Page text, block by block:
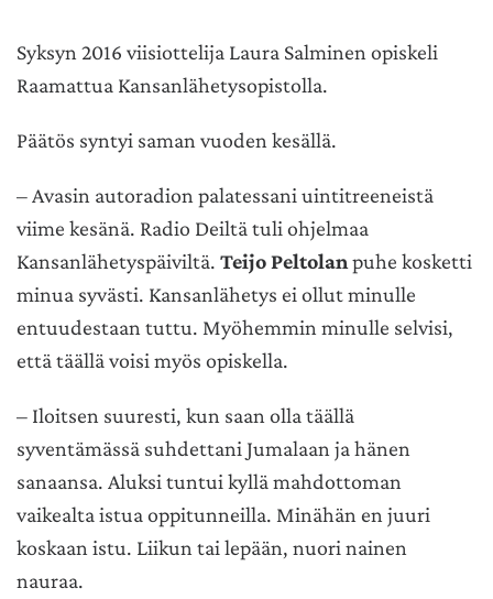
Syksyn 2016 viisiottelija Laura Salminen opiskeli
Raamattua Kansanlähetysopistolla.
Päätös syntyi saman vuoden kesällä.
– Avasin autoradion palatessani uintitreeneistä
viime kesänä. Radio Deiltä tuli ohjelmaa
Kansanlähetyspäiviltä. Teijo Peltolanpuhe kosketti
minua syvästi. Kansanlähetys ei ollut minulle
entuudestaan tuttu. Myöhemmin minulle selvisi,
että täällä voisi myös opiskella.
– Iloitsen suuresti, kun saan olla täällä
syventämässä suhdettani Jumalaan ja hänen
sanaansa. Aluksi tuntui kyllä mahdottoman
vaikealta istua oppitunneilla. Minähän en juuri
koskaan istu. Liikun tai lepään, nuori nainen
nauraa.